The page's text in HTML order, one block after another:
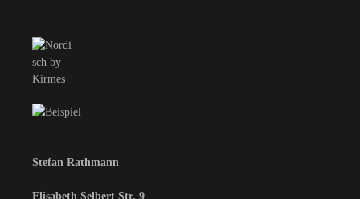
Stefan Rathmann
Elisabeth Selbert Str. 9